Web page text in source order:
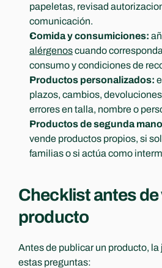
papeletas, revisad
comunicación.
Comida y consumiciones:
alérgenos cuando
consumo y condiciones de
Productos personalizados:
plazos, cambios,
errores en talla, nombre o
Productos de segunda
vende productos propios, si
familias o si actúa como
Checklist antes de
producto
Antes de publicar un producto,
estas preguntas: